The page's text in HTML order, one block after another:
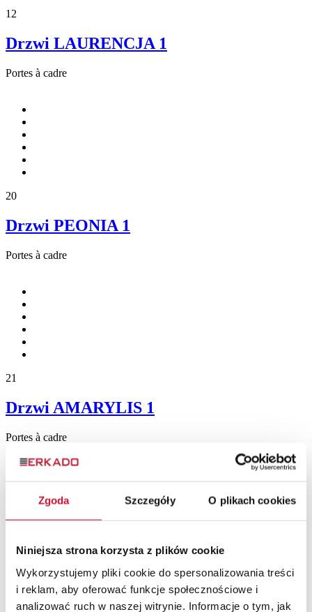
Zgoda Szczegóły O plikach cookies
Niniejsza strona korzysta z plików cookie
Wykorzystujemy pliki cookie do spersonalizowania treści
i reklam, aby oferować funkcje społecznościowe i
analizować ruch w naszej witrynie. Informacje o tym, jak
12
Drzwi LAURENCJA 1
Portes à cadre
20
Drzwi PEONIA 1
Portes à cadre
21
Drzwi AMARYLIS 1
Portes à cadre
Drzwi MAGNOLIA 1